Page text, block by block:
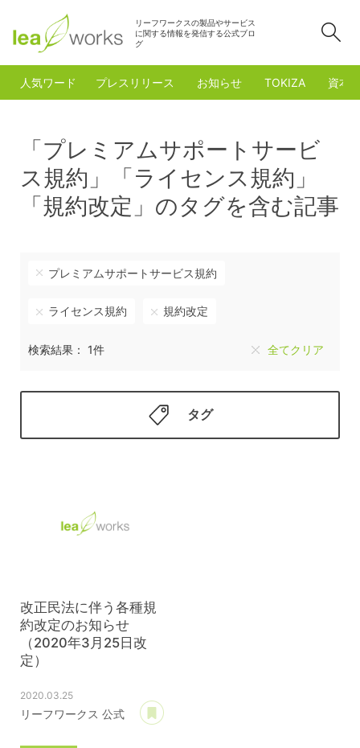
リーフワークスの製品やサービス
に関する情報を発信する公式ブロ
グ
人気ワード プレスリリース お知らせ TOKIZA 資本
「プレミアムサポートサービ
ス規約」「ライセンス規約」
「規約改定」のタグを含む記事
プレミアムサポートサービス規約
ライセンス規約 規約改定
検索結果： 1件 全てクリア
タグ
改正民法に伴う各種規
約改定のお知らせ
（2020年3月25日改
定）
2020.03.25
リーフワークス 公式